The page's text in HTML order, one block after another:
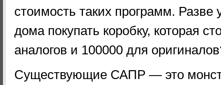
стоимость таких программ.
дома покупать коробку, которая
аналогов и 100000 для
Существующие САПР — это